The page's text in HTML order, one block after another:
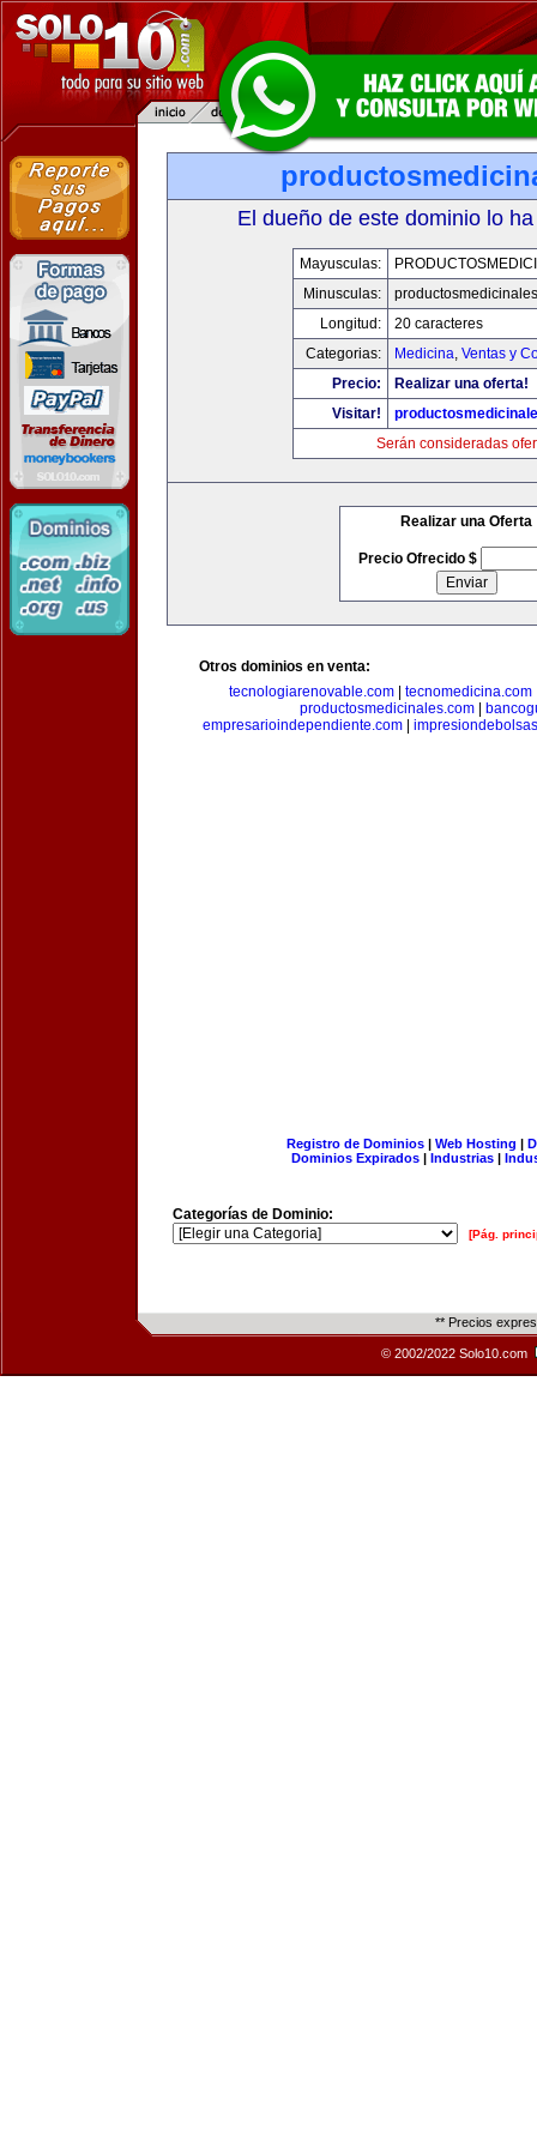
El dueño de este dominio lo
Mayusculas:
Minusculas:
Longitud:
20 caracteres
Categorias:
Medicina, Ventas y
Precio:
Realizar una oferta!
Visitar!
Serán consideradas
Realizar una Oferta
Precio Ofrecido $
Otros dominios en venta:
tecnologiarenovable.com
tecnomedicina.com
productosmedicinales.com|
empresarioindependiente.com
Registro de Dominios| Web Hosting |
Dominios Expirados | Industrias |
Categorías de Dominio:
[Pág.
** Precios
© 2002/2022 Solo10.com